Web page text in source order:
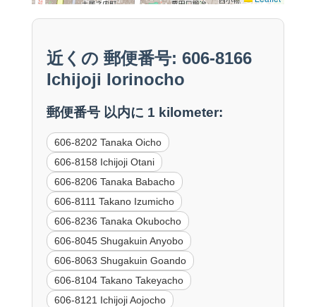
近くの 郵便番号: 606-8166
Ichijoji Iorinocho
郵便番号 以内に 1 kilometer:
606-8202 Tanaka Oicho
606-8158 Ichijoji Otani
606-8206 Tanaka Babacho
606-8111 Takano Izumicho
606-8236 Tanaka Okubocho
606-8045 Shugakuin Anyobo
606-8063 Shugakuin Goando
606-8104 Takano Takeyacho
606-8121 Ichijoji Aojocho